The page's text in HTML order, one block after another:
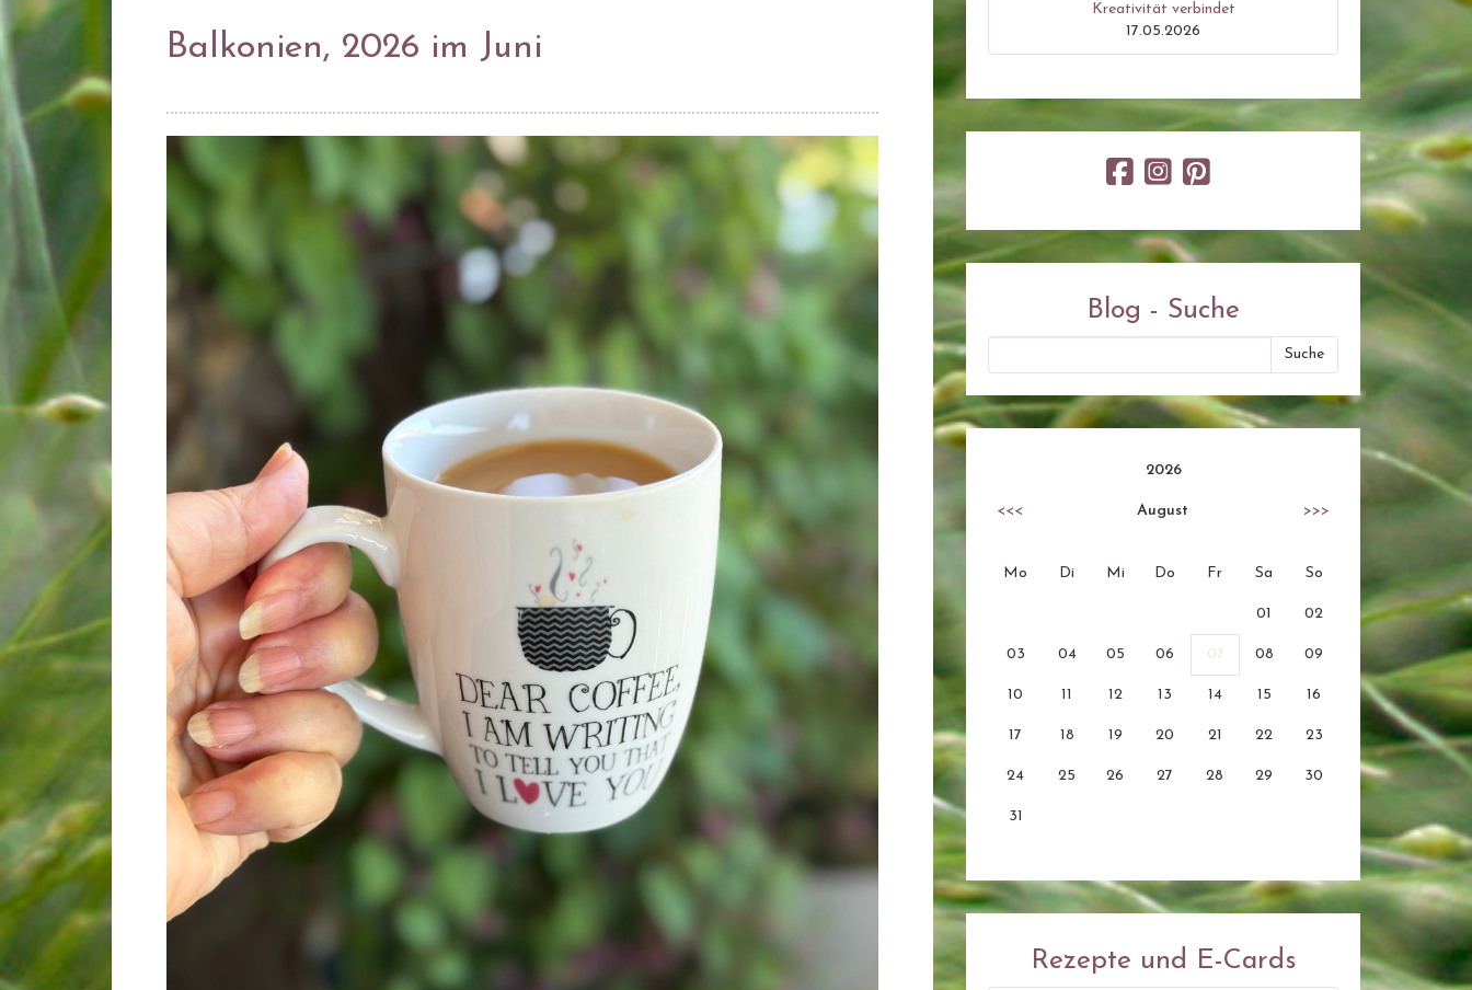
Balkonien, 2026 im Juni
Kreativität verbindet
17.05.2026
Blog - Suche
2026
<<< August >>>
Mo Di Mi Do Fr Sa So
01 02
03 04 05 06 07 08 09
10 11 12 13 14 15 16
17 18 19 20 21 22 23
24 25 26 27 28 29 30
31
Rezepte und E-Cards